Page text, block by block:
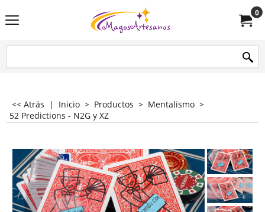
0
<< Atrás | Inicio > Productos > Mentalismo >
52 Predictions - N2G y XZ